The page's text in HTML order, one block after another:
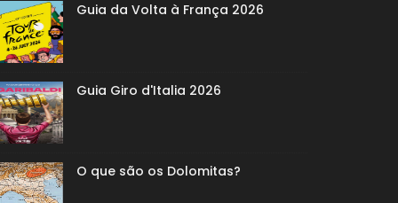
Guia da Volta à França 2026
Guia Giro d'Italia 2026
O que são os Dolomitas?